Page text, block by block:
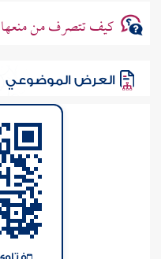
كيف تتصرف من منعها
العرض الموضوعي